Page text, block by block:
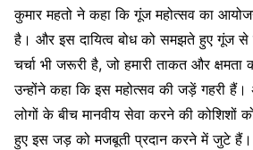
कुमार महतो ने कहा कि गूंज महोत्सव का
है। और इस दायित्व बोध को समझते हुए गूंज से
चर्चा भी जरूरी है, जो हमारी ताकत और क्षमता
उन्होंने कहा कि इस महोत्सव की जड़ें गहरी
लोगों के बीच मानवीय सेवा करने की कोशिशों
हुए इस जड़ को मजबूती प्रदान करने में जुटे हैं।